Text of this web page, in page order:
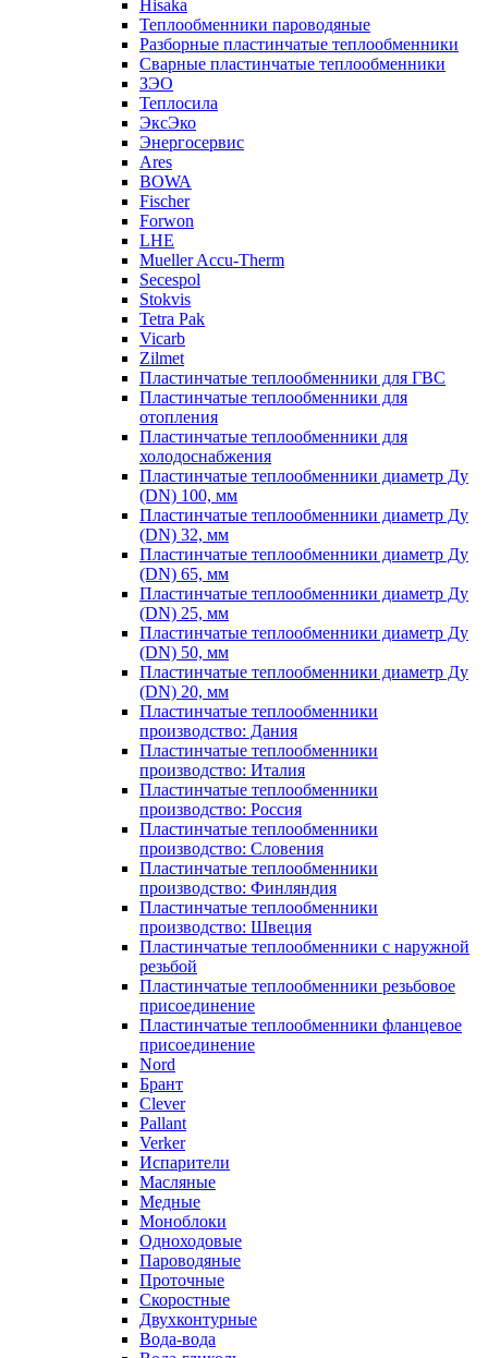
Hisaka
Теплообменники пароводяные
Разборные пластинчатые теплообменники
Сварные пластинчатые теплообменники
ЗЭО
Теплосила
ЭксЭко
Энергосервис
Ares
BOWA
Fischer
Forwon
LHE
Mueller Accu-Therm
Secespol
Stokvis
Tetra Pak
Vicarb
Zilmet
Пластинчатые теплообменники для ГВС
Пластинчатые теплообменники для
отопления
Пластинчатые теплообменники для
холодоснабжения
Пластинчатые теплообменники диаметр Ду
(DN) 100, мм
Пластинчатые теплообменники диаметр Ду
(DN) 32, мм
Пластинчатые теплообменники диаметр Ду
(DN) 65, мм
Пластинчатые теплообменники диаметр Ду
(DN) 25, мм
Пластинчатые теплообменники диаметр Ду
(DN) 50, мм
Пластинчатые теплообменники диаметр Ду
(DN) 20, мм
Пластинчатые теплообменники
производство: Дания
Пластинчатые теплообменники
производство: Италия
Пластинчатые теплообменники
производство: Россия
Пластинчатые теплообменники
производство: Словения
Пластинчатые теплообменники
производство: Финляндия
Пластинчатые теплообменники
производство: Швеция
Пластинчатые теплообменники с наружной
резьбой
Пластинчатые теплообменники резьбовое
присоединение
Пластинчатые теплообменники фланцевое
присоединение
Nord
Брант
Clever
Pallant
Verker
Испарители
Масляные
Медные
Моноблоки
Одноходовые
Пароводяные
Проточные
Скоростные
Двухконтурные
Вода-вода